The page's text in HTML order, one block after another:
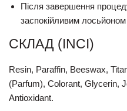
Після завершення
заспокійливим
СКЛАД (INCI)
Resin, Paraffin, Beeswax,
(Parfum), Colorant, Glycerin,
Antioxidant.